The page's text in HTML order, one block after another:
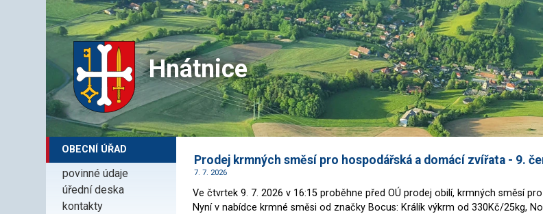
Hnátnice
OBECNÍ ÚŘAD
povinné údaje
úřední deska
kontakty
Prodej krmných směsí pro hospodářská a domácí zvířata - 9.
7. 7. 2026
Ve čtvrtek 9. 7. 2026 v 16:15 proběhne před OÚ prodej obilí, krmných směsí
Nyní v nabídce krmné směsi od značky Bocus: Králík výkrm od 330Kč/25kg,